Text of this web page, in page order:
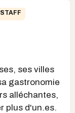
STAFF
ses villes
gastronomie
alléchantes,
plus d'un.es.